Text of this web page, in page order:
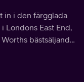
in i den färgglada
Londons East End,
bästsäljande